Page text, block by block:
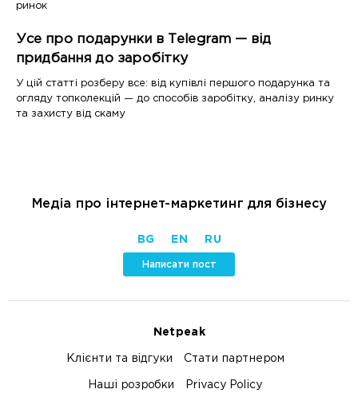
ринок
Усе про подарунки в Telegram — від
придбання до заробітку
У цій статті розберу все: від купівлі першого подарунка та
огляду топколекцій — до способів заробітку, аналізу ринку
та захисту від скаму
Медіа про інтернет-маркетинг для бізнесу
BG EN RU
Написати пост
Netpeak
Клієнти та відгуки Стати партнером
Наші розробки Privacy Policy